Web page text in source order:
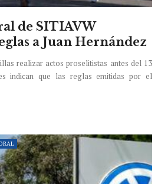
de SITIAVW
a Juan Hernández
realizar actos proselitistas antes del 13
indican que las reglas emitidas por el